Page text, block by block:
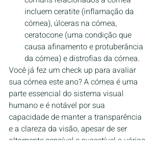
incluem ceratite (inflamação da
córnea), úlceras na córnea,
ceratocone (uma condição que
causa afinamento e protuberância
da córnea) e distrofias da córnea.
Você já fez um check up para avaliar
sua córnea este ano? A córnea é uma
parte essencial do sistema visual
humano e é notável por sua
capacidade de manter a transparência
e a clareza da visão, apesar de ser
altamente sensível e suscetível a várias